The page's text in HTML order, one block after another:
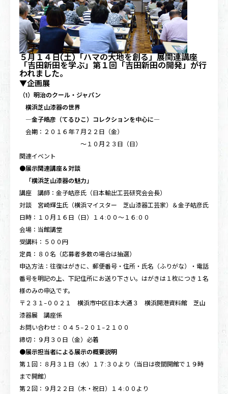
５月１４日(土)「ハマの大地を創る」展関連講座
「吉田新田を学ぶ」第１回「吉田新田の開発」が行
われました。
▼企画展
（1）明治のクール・ジャパン
横浜芝山漆器の世界
―金子皓彦（てるひこ）コレクションを中心に―
会期：２０１６年７月２２日（金）
〜１０月２３日（日）
関連イベント
●展示関連講座＆対談
「横浜芝山漆器の魅力」
講座 講師：金子皓彦氏（日本輸出工芸研究会会長）
対談 宮崎輝生氏（横浜マイスター 芝山漆器工芸家）＆金子皓彦氏
日時：１０月１６日（日）１４:００〜１６:００
会場：当館講堂
受講料：５００円
定員：８０名（応募者多数の場合は抽選）
申込方法：往復はがきに、郵便番号・住所・氏名（ふりがな）・電話
番号を明記の上、下記住所にお送り下さい。はがきは１枚につき１名
様のみの申込です。
〒２３１-００２１ 横浜市中区日本大通３ 横浜開港資料館 芝山
漆器展 講座係
お問い合わせ：０４５-２０１-２１００
締切：９月３０日（金）必着
●展示担当者による展示の概要説明
第１回：８月３１日（水）１７:３０より（当日は夜間開館で１９時
まで開館）
第２回：９月２２日（木・祝日）１４:００より